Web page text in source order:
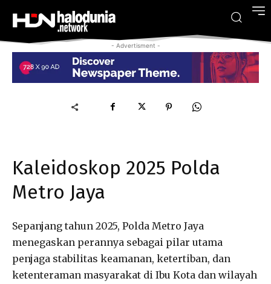
- Advertisment -
Kaleidoskop 2025 Polda
Metro Jaya
Sepanjang tahun 2025, Polda Metro Jaya
menegaskan perannya sebagai pilar utama
penjaga stabilitas keamanan, ketertiban, dan
ketenteraman masyarakat di Ibu Kota dan wilayah